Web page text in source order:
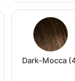
Dark-Mocca